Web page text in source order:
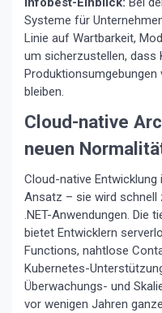
Systeme für
Linie auf Wartbarkeit,
um sicherzustellen, dass
bleiben.
Cloud-native
neuen
Cloud-native
Ansatz – sie wird schnell
.NET-Anwendungen. Die
bietet Entwicklern
Functions, nahtlose
Kubernetes-
Überwachungs- und
vor wenigen Jahren